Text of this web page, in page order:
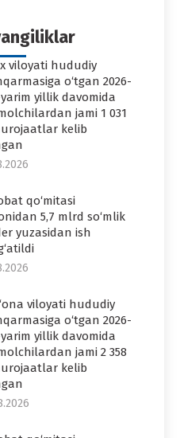
viloyati hududiy
o‘tgan 2026-
yillik davomida
jami 1 031
kelib
qo‘mitasi
5,7 mlrd so‘mlik
yuzasidan ish
viloyati hududiy
o‘tgan 2026-
yillik davomida
jami 2 358
kelib